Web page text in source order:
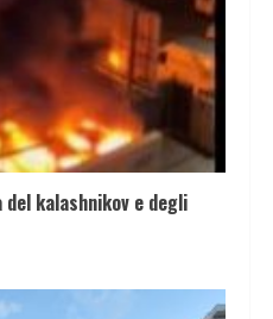
kalashnikov e degli